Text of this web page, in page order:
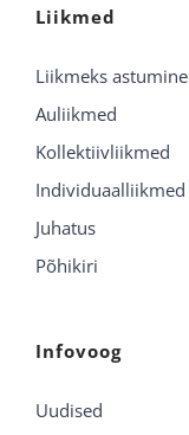
Liikmed
Liikmeks astumine
Auliikmed
Kollektiivliikmed
Individuaalliikmed
Juhatus
Põhikiri
Infovoog
Uudised